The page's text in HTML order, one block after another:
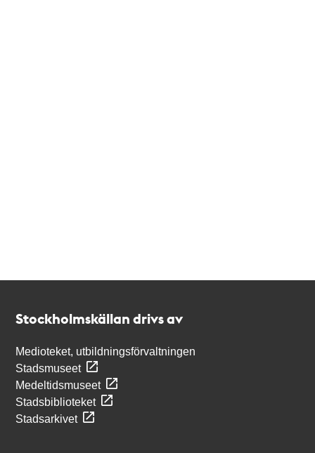
Stockholmskällan drivs av
Medioteket, utbildningsförvaltningen
Stadsmuseet
Medeltidsmuseet
Stadsbiblioteket
Stadsarkivet